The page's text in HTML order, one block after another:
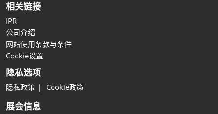
相关链接
IPR
公司介绍
网站使用条款与条件
Cookie设置
隐私选项
隐私政策 Cookie政策
展会信息